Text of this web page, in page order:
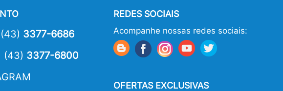
3377-6686
(43) 3377-6800
REDES SOCIAIS
Acompanhe nossas redes sociais:
OFERTAS EXCLUSIVAS